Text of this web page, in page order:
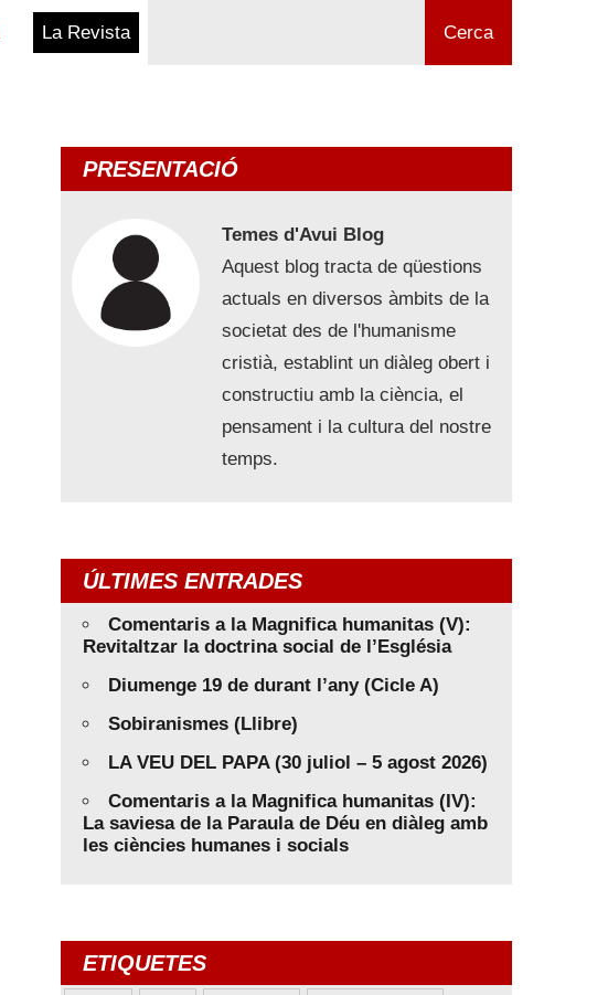
Cerca
La Revista
PRESENTACIÓ
Temes d'Avui Blog
Aquest blog tracta de qüestions
actuals en diversos àmbits de la
societat des de l'humanisme
cristià, establint un diàleg obert i
constructiu amb la ciència, el
pensament i la cultura del nostre
temps.
ÚLTIMES ENTRADES
Comentaris a la Magnifica humanitas (V):
Revitaltzar la doctrina social de l’Església
Diumenge 19 de durant l’any (Cicle A)
Sobiranismes (Llibre)
LA VEU DEL PAPA (30 juliol – 5 agost 2026)
Comentaris a la Magnifica humanitas (IV):
La saviesa de la Paraula de Déu en diàleg amb
les ciències humanes i socials
ETIQUETES